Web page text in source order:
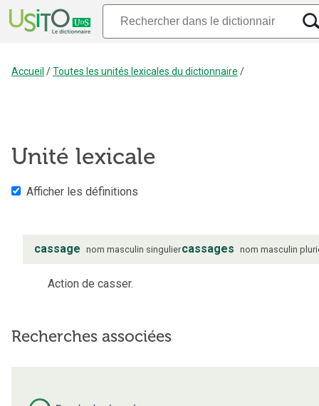
Accueil /Toutes les unités lexicales du dictionnaire /
Unité lexicale
Afficher les définitions
cassage nom masculin singuliercassages nom masculin
Action de casser.
Recherches associées